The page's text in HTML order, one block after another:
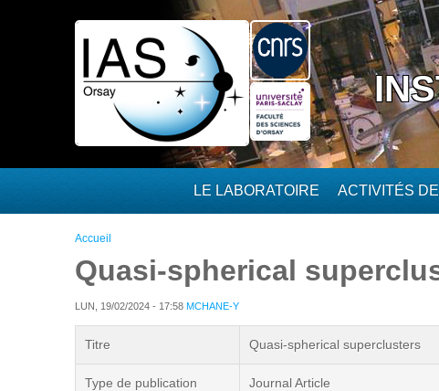
LE LABORATOIRE ACTIVITÉS
Vous êtes ici
Accueil
Quasi-spherical
LUN, 19/02/2024 - 17:58 MCHANE-Y
Titre Quasi-spherical superclusters
Type de publication Journal Article